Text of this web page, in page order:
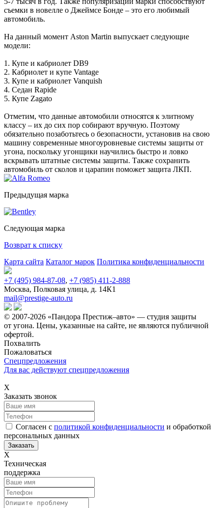
съемки в новелле о Джеймсе Бонде – это его любимый
автомобиль.
На данный момент Aston Martin выпускает следующие
модели:
1. Купе и кабриолет DB9
2. Кабриолет и купе Vantage
3. Купе и кабриолет Vanquish
4. Седан Rapide
5. Купе Zagato
Отметим, что данные автомобили относятся к элитному
классу – их до сих пор собирают вручную. Поэтому
обязательно позаботьтесь о безопасности, установив на свою
машину современные многоуровневые системы защиты от
угона, поскольку угонщики научились быстро и ловко
вскрывать штатные системы защиты. Также сохранить
автомобиль от сколов и царапин поможет защита ЛКП.
Предыдущая марка
Следующая марка
Возврат к списку
Карта сайта Каталог марок Политика конфиденциальности
+7 (495) 984-87-08, +7 (985) 411-2-888
Москва, Полковая улица, д. 14К1
mail@prestige-auto.ru
© 2007-2026 «Пандора Престиж–авто» — студия защиты
от угона. Цены, указанные на сайте, не являются публичной
офертой.
Похвалить
Пожаловаться
Спецпредложения
Для вас действуют спецпредложения
Х
Заказать звонок
Согласен с политикой конфиденциальности и обработкой
персональных данных
Х
Техническая
поддержка